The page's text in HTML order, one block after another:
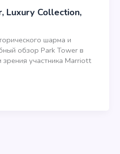
Luxury Collection,
шарма и
обзор Park Tower в
участника Marriott